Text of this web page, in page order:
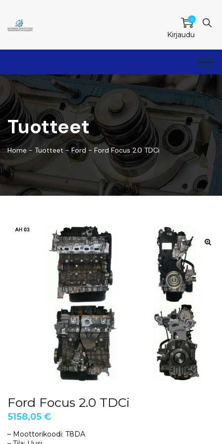
0
Kirjaudu
Tuotteet
Home- Tuotteet -Ford - Ford Focus 2.0 TDCi
Ford Focus 2.0 TDCi
5158,05 €
– Moottorikoodi: T8DA